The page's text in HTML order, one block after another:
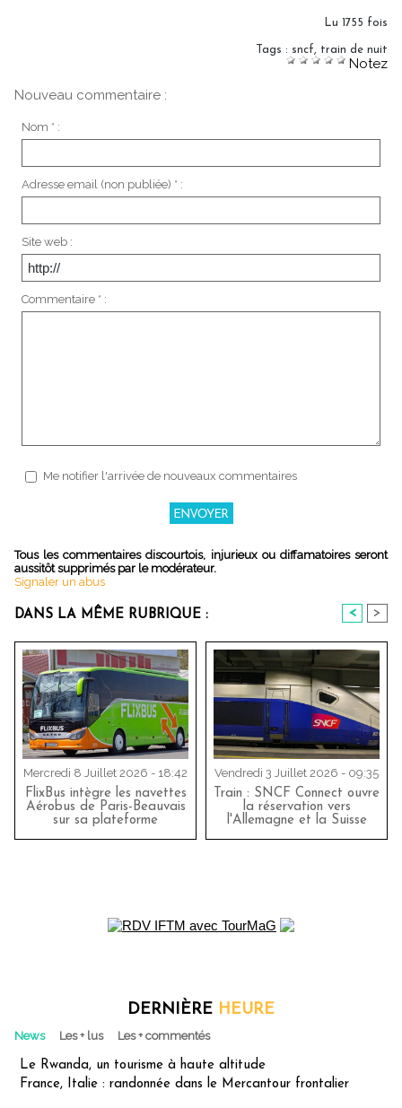
Lu 1755 fois
Tags : sncf, train de nuit
Notez
Nouveau commentaire :
Nom * :
Adresse email (non publiée) * :
Site web :
Commentaire * :
Me notifier l'arrivée de nouveaux commentaires
Tous les commentaires discourtois, injurieux ou diffamatoires seront
aussitôt supprimés par le modérateur.
Signaler un abus
DANS LA MÊME RUBRIQUE : < >
Mercredi 8 Juillet 2026 - 18:42
FlixBus intègre les navettes
Aérobus de Paris-Beauvais
sur sa plateforme
Vendredi 3 Juillet 2026 - 09:35
Train : SNCF Connect ouvre
la réservation vers
l'Allemagne et la Suisse
DERNIÈRE HEURE
News Les + lus Les + commentés
Le Rwanda, un tourisme à haute altitude
France, Italie : randonnée dans le Mercantour frontalier